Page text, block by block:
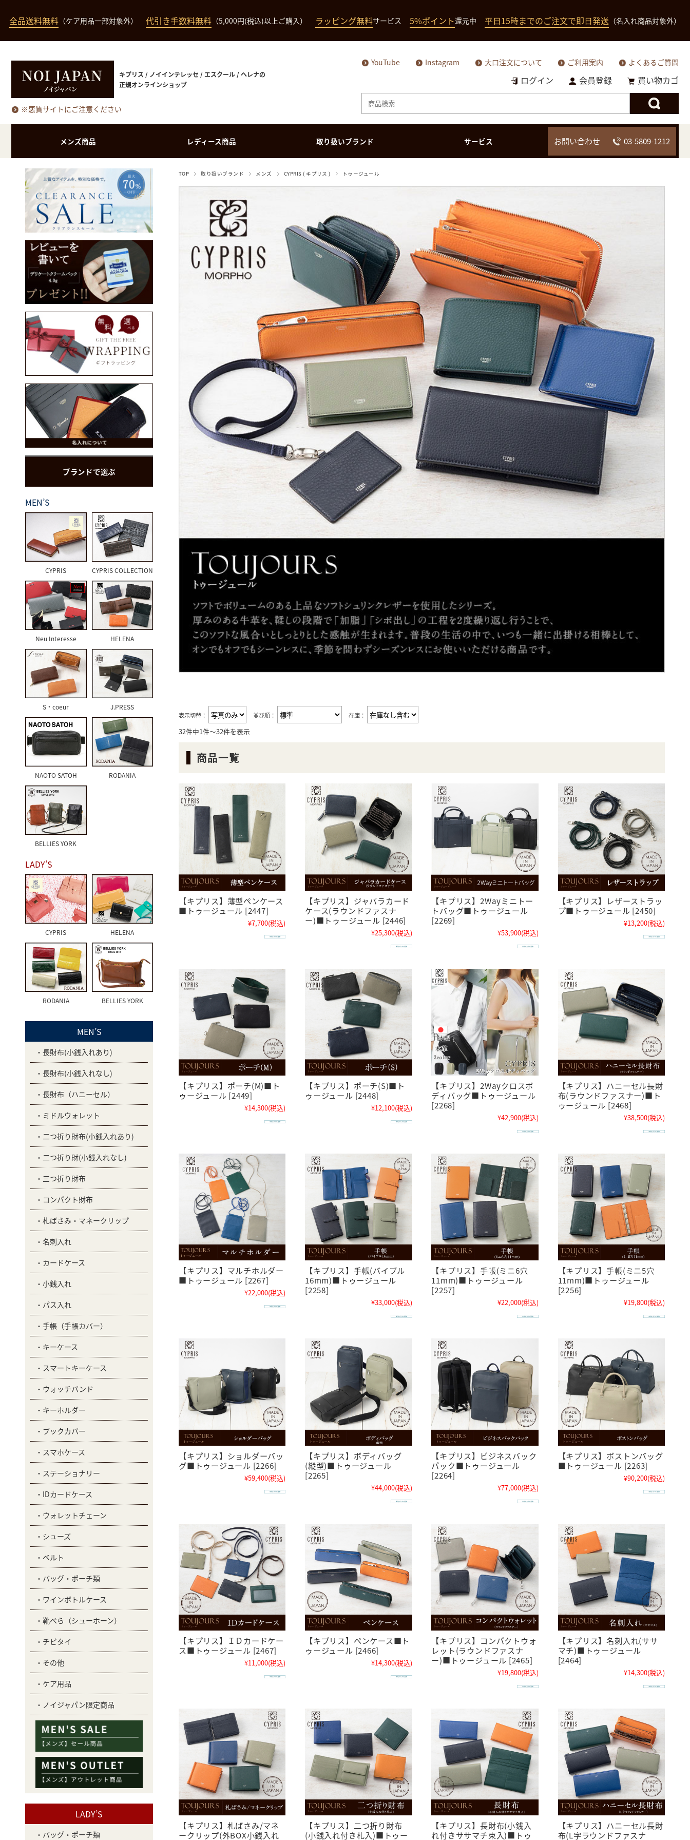
全品送料無料 （ケア用品一部対象外） 代引き手数料無料 （5,000円(税込)以上ご購入） ラッピング無料サービス 5%ポイント還元中 平日15時までのご注文で即日発送 （名入れ商品対象外）
キプリス / ノイインテレッセ / エスクール / ヘレナの
正規オンラインショップ
※悪質サイトにご注意ください
YouTube Instagram 大口注文について ご利用案内 よくあるご質問
ログイン 会員登録 買い物カゴ
メンズ商品
長財布（小銭入れあ
り）
ミドルウォレット
三つ折り財布 札ばさみ 名刺入れ カードケース
パス入れ 手帳（手帳カバー） キーケース スマートキーケース ウォッチバンド キーホルダー
ステーショナリー ウォレットチェーン シューズ
ベルト バッグ・ポーチ類 ワインボトルケース その他
ノイジャパン限定商
ケア用品 メンズ・セール商品
メンズ・アウトレッ
ト商品
レディース商品
バッグ・ポーチ類 長財布 ミドルウォレット 二つ折り財布 三つ折り財布
コンパクト財布 パス入れ カードケース パスポートケース
ウォッチバンド ステーショナリー ケア用品
レデイース・セール
商品
レデイース・アウト
レット商品
取り扱いブランド
メンズ商品
CYPRIS CYPRIS COLLECTION Neu Interesse HELENA S・coeur J.PRESS
NAOTO SATOH BELLIES YORK
レディース商品
HELENA BELLIES YORK
サービス お問い合わせ 03-5809-1212
TOP 取り扱いブランド メンズ CYPRIS ( キプリス ) トゥージュール
表示切替： 並び順： 在庫：
32件中1件～32件を表示
商品一覧
【キプリス】薄型ペンケース
■トゥージュール [2447]
¥7,700(税込)
【キプリス】ジャバラカード
ケース(ラウンドファスナ
ー)■トゥージュール [2446]
¥25,300(税込)
【キプリス】2Wayミニトー
トバッグ■トゥージュール
[2269]
¥53,900(税込)
【キプリス】レザーストラッ
プ■トゥージュール [2450]
¥13,200(税込)
【キプリス】ポーチ(M)■ト
ゥージュール [2449]
¥14,300(税込)
【キプリス】ポーチ(S)■ト
ゥージュール [2448]
¥12,100(税込)
【キプリス】2Wayクロスボ
ディバッグ■トゥージュール
[2268]
¥42,900(税込)
【キプリス】ハニーセル長財
布(ラウンドファスナー)■ト
ゥージュール [2468]
¥38,500(税込)
【キプリス】マルチホルダー
■トゥージュール [2267]
¥22,000(税込)
【キプリス】手帳(バイブル
16mm)■トゥージュール
[2258]
¥33,000(税込)
【キプリス】手帳(ミニ6穴
11mm)■トゥージュール
[2257]
¥22,000(税込)
【キプリス】手帳(ミニ5穴
11mm)■トゥージュール
[2256]
¥19,800(税込)
【キプリス】ショルダーバッ
グ■トゥージュール [2266]
¥59,400(税込)
【キプリス】ボディバッグ
(縦型)■トゥージュール
[2265]
¥44,000(税込)
【キプリス】ビジネスバック
パック■トゥージュール
[2264]
¥77,000(税込)
【キプリス】ボストンバッグ
■トゥージュール [2263]
¥90,200(税込)
【キプリス】ＩＤカードケー
ス■トゥージュール [2467]
¥11,000(税込)
【キプリス】ペンケース■ト
ゥージュール [2466]
¥14,300(税込)
【キプリス】コンパクトウォ
レット(ラウンドファスナ
ー)■トゥージュール [2465]
¥19,800(税込)
【キプリス】名刺入れ(ササ
マチ)■トゥージュール
[2464]
¥14,300(税込)
【キプリス】札ばさみ/マネ
ークリップ(外BOX小銭入れ
【キプリス】二つ折り財布
(小銭入れ付き札入)■トゥー
【キプリス】長財布(小銭入
れ付きササマチ束入)■トゥ
【キプリス】ハニーセル長財
布(L字ラウンドファスナ
ブランドで選ぶ
MEN’S
CYPRIS CYPRIS COLLECTION
Neu Interesse HELENA
S・coeur J.PRESS
NAOTO SATOH RODANIA
BELLIES YORK
LADY’S
CYPRIS HELENA
RODANIA BELLIES YORK
MEN’S
長財布(小銭入れあり)
長財布(小銭入れなし)
長財布（ハニーセル）
ミドルウォレット
二つ折り財布(小銭入れあり)
二つ折り財(小銭入れなし)
三つ折り財布
コンパクト財布
札ばさみ・マネークリップ
名刺入れ
カードケース
小銭入れ
パス入れ
手帳（手帳カバー）
キーケース
スマートキーケース
ウォッチバンド
キーホルダー
ブックカバー
スマホケース
ステーショナリー
IDカードケース
ウォレットチェーン
シューズ
ベルト
バッグ・ポーチ類
ワインボトルケース
靴べら（シューホーン）
チビタイ
その他
ケア用品
ノイジャパン限定商品
LADY’S
バッグ・ポーチ類